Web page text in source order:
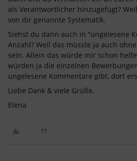
als Verantwortlicher hinzugefügt?
von dir genannte Systematik.
Siehst du dann auch in “ungelesene
Anzahl? Weil das müsste ja auch
sein. Allein das würde mir schon
würden ja die einzelnen
ungelesene Kommentare gibt, dort
Liebe Dank & viele Grüße,
Elena